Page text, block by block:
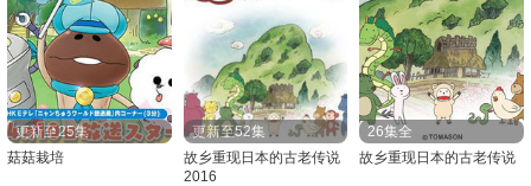
更新至25集
菇菇栽培
更新至52集
故乡重现日本的古老传说
2016
26集全
故乡重现日本的古老传说